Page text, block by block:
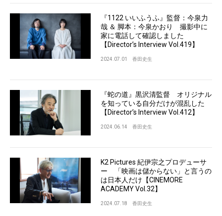
『1122 いいふうふ』監督：今泉力
哉 ＆ 脚本：今泉かおり 撮影中に
家に電話して確認しました
【Director’s Interview Vol.419】
2024.07.01 香田史生
『蛇の道』黒沢清監督 オリジナル
を知っている自分だけが混乱した
【Director’s Interview Vol.412】
2024.06.14 香田史生
K2 Pictures 紀伊宗之プロデューサ
ー 「映画は儲からない」と言うの
は日本人だけ【CINEMORE
ACADEMY Vol.32】
2024.07.18 香田史生